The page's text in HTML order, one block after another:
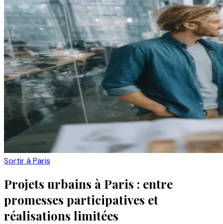
Sortir à Paris
Projets urbains à Paris : entre
promesses participatives et
réalisations limitées